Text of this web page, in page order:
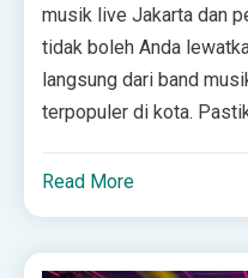
musik live Jakarta dan
tidak boleh Anda
langsung dari band
terpopuler di kota.
Read More